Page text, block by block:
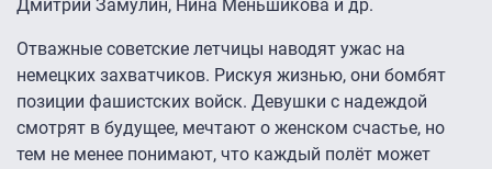
Дмитрий Замулин, Нина Меньшикова и др.
Отважные советские летчицы наводят ужас на
немецких захватчиков. Рискуя жизнью, они бомбят
позиции фашистских войск. Девушки с надеждой
смотрят в будущее, мечтают о женском счастье, но
тем не менее понимают, что каждый полёт может